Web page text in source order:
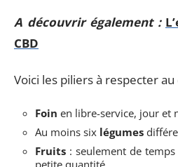
A découvrir également :
CBD
Voici les piliers à respecter
Foin en libre-service, jour et
Au moins six légumes
Fruits : seulement de
petite quantité